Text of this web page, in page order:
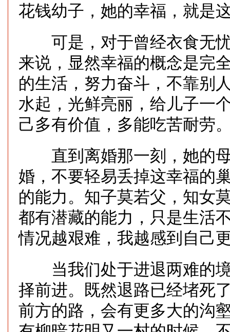
花钱幼子，她的幸福，就是
可是，对于曾经衣食无忧
来说，显然幸福的概念是完
的生活，努力奋斗，不靠别
水起，光鲜亮丽，给儿子一
己多有价值，多能吃苦耐劳
直到离婚那一刻，她的母
婚，不要轻易丢掉这幸福的
的能力。知子莫若父，知女
都有潜藏的能力，只是生活
情况越艰难，我越感到自己
当我们处于进退两难的境
择前进。既然退路已经堵死
前方的路，会有更多大的沟